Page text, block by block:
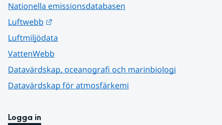
Nationella emissionsdatabasen
Luftwebb
Luftmiljödata
VattenWebb
Datavärdskap, oceanografi och marinbiologi
Datavärdskap för atmosfärkemi
Logga in